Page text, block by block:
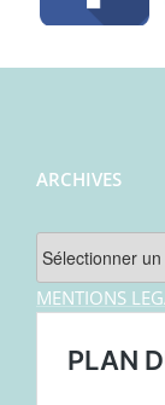
ARCHIVES
Archives
MENTIONS